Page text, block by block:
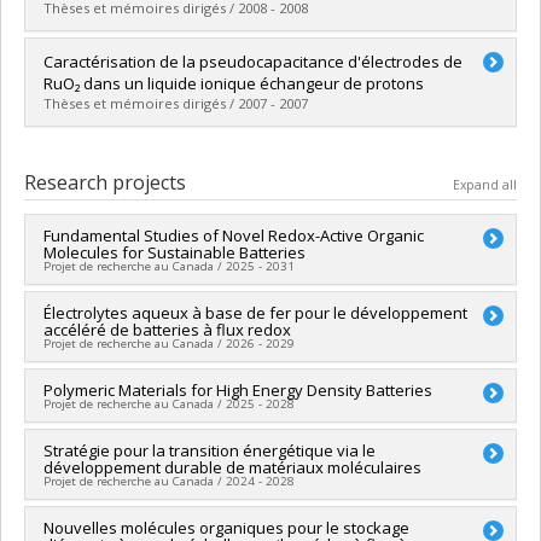
Grade :M. Sc.
Lien vers le document dans Papyrus
Thèses et mémoires dirigés / 2008 - 2008
Graduate :Gendron, Karine
Cycle :Master's
Grade :M. Sc.
Lien vers le document dans Papyrus
Caractérisation de la pseudocapacitance d'électrodes de
RuO₂ dans un liquide ionique échangeur de protons
Thèses et mémoires dirigés / 2007 - 2007
Cycle :Master's
Grade :M. Sc.
Lien vers le document dans Papyrus
Research projects Expand all
Fundamental Studies of Novel Redox-Active Organic
Molecules for Sustainable Batteries
Projet de recherche au Canada / 2025 - 2031
Lead researcher :Dominic Rochefort
Funding sources:CRSNG/Conseil de recherches en sciences
naturelles et génie du Canada (CRSNG)
PVX20965-(RGP) Programme de subvention à
la découverte individuelle ou de groupe
Électrolytes aqueux à base de fer pour le développement
accéléré de batteries à flux redox
Projet de recherche au Canada / 2026 - 2029
Lead researcher :Marek Majewski
Co-researchers : Dominic Rochefort
Funding sources:FRQNT/Fonds de recherche du Québec -
Nature et technologies (FQRNT)
Grant programs:PV113724-(PR) Projets de recherche en
équipe (et possibilité d'équipement la première année)
Polymeric Materials for High Energy Density Batteries
Projet de recherche au Canada / 2025 - 2028
Lead researcher :Mickaël Dollé
Co-researchers :Dominic Rochefort,Audrey Laventure
Funding sources:
Stratégie pour la transition énergétique via le
développement durable de matériaux moléculaires
Projet de recherche au Canada / 2024 - 2028
Lead researcher : Hélène Lebel
Nouvelles molécules organiques pour le stockage